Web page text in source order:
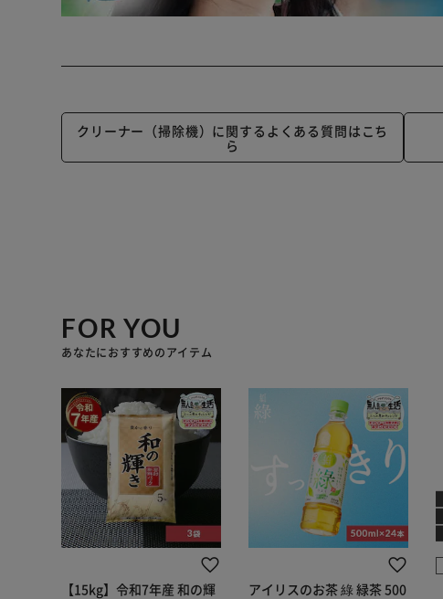
クリーナー（掃除機）に関するよくある質問はこち
ら
FOR YOU
あなたにおすすめのアイテム
【15kg】令和7年産 和の輝
アイリスのお茶 綠 緑茶 500